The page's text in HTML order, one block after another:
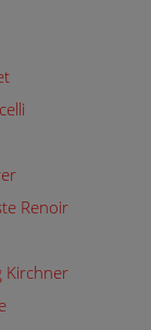
Renoir
Kirchner